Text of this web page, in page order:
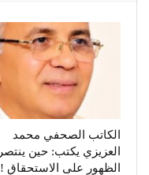
الكاتب الصحفي محمد
العزيزي يكتب: حين ينتصر
الظهور على الاستحقاق !